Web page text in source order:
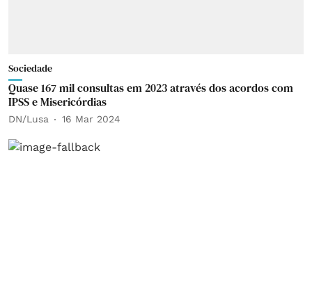
Sociedade
Quase 167 mil consultas em 2023 através dos acordos com
IPSS e Misericórdias
DN/Lusa 16 Mar 2024